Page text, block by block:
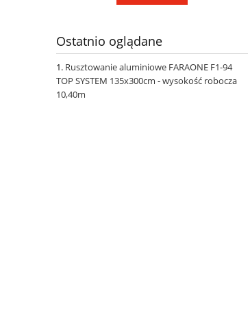
Ostatnio oglądane
Rusztowanie aluminiowe FARAONE F1-94
TOP SYSTEM 135x300cm - wysokość robocza
10,40m